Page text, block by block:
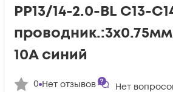
PP13/14-2.0-BL C13-
10А синий
0 Нет отзывов Нет